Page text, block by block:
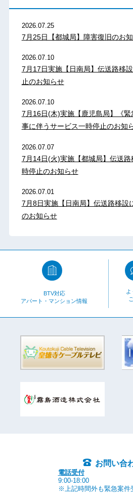
2026.07.25
7月25日【都城局】障害復旧のお
2026.07.10
7月17日実施【日南局】伝送路移
止のお知らせ
2026.07.10
7月16日(木)実施【鹿児島局】《
事に伴うサービス一時停止のお知
2026.07.07
7月14日(火)実施【都城局】伝送
時停止のお知らせ
2026.07.01
7月8日実施【日南局】伝送路移設
のお知らせ
BTV対応
アパート・マンション情報
よ
お問い合
電話受付
9:00-18:00
※上記時間外も緊急案件